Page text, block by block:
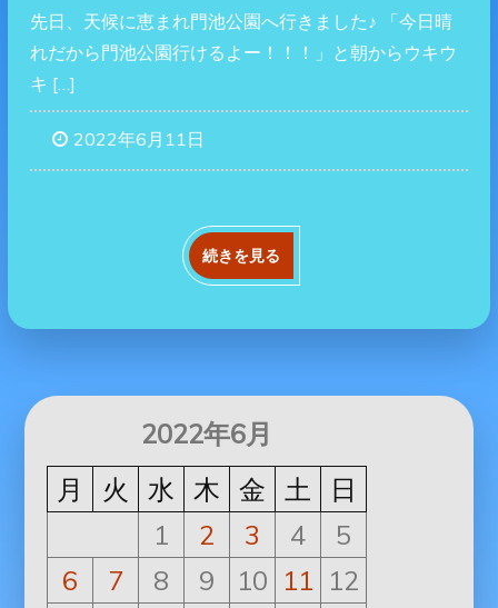
先日、天候に恵まれ門池公園へ行きました♪ 「今日晴
れだから門池公園行けるよー！！！」と朝からウキウ
キ […]
2022年6月11日
続きを見る
2022年6月
月
火 水 木 金 土
日
1
2 3 4
5
6
7 8 9 10 11 12